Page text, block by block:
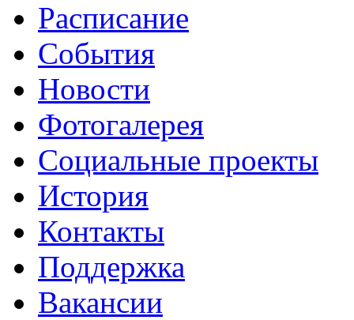
Расписание
События
Новости
Фотогалерея
Социальные проекты
История
Контакты
Поддержка
Вакансии